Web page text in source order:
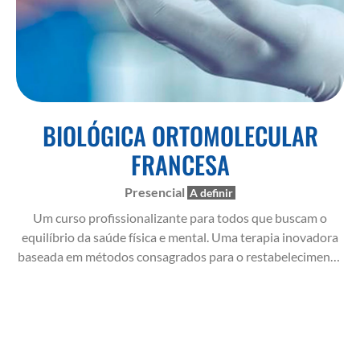
BIOLÓGICA ORTOMOLECULAR
FRANCESA
Presencial A definir
Um curso profissionalizante para todos que buscam o
equilíbrio da saúde física e mental. Uma terapia inovadora
baseada em métodos consagrados para o restabelecimento